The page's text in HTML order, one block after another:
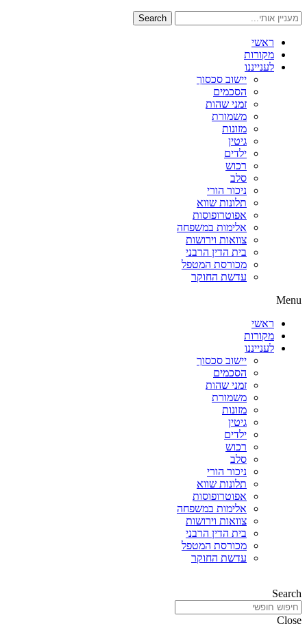
Search
ראשי
מקורות
לענייננו
יישוב סכסוך
הסכמים
זמני שהות
משמורת
מזונות
גיטין
ילדים
רכוש
סלב
ניכור הורי
תלונות שווא
אפוטרופוסות
אלימות במשפחה
צוואות וירושות
בית הדין הרבני
מכורסת המטפל
עדשת החוקר
Menu
ראשי
מקורות
לענייננו
יישוב סכסוך
הסכמים
זמני שהות
משמורת
מזונות
גיטין
ילדים
רכוש
סלב
ניכור הורי
תלונות שווא
אפוטרופוסות
אלימות במשפחה
צוואות וירושות
בית הדין הרבני
מכורסת המטפל
עדשת החוקר
Search
Close